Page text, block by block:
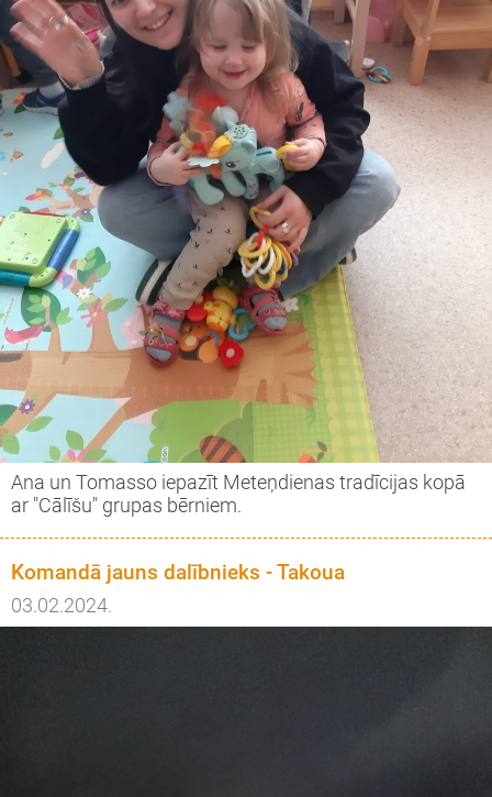
Ana un Tomasso iepazīt Meteņdienas tradīcijas kopā
ar "Cālīšu" grupas bērniem.
Komandā jauns dalībnieks - Takoua
03.02.2024.